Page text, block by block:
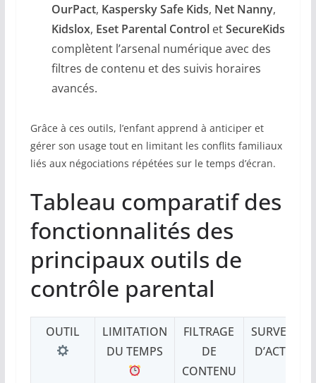
OurPact, Kaspersky Safe Kids, Net Nanny,
Kidslox, Eset Parental ControletSecureKids
complètent l’arsenal numérique avec des
filtres de contenu et des suivis horaires
avancés.
Grâce à ces outils, l’enfant apprend à anticiper et
gérer son usage tout en limitant les conflits familiaux
liés aux négociations répétées sur le temps d’écran.
Tableau comparatif des
fonctionnalités des
principaux outils de
contrôle parental
OUTIL
LIMITATION
DU TEMPS
FILTRAGE
DE
CONTENU
D’ACTIVITÉ